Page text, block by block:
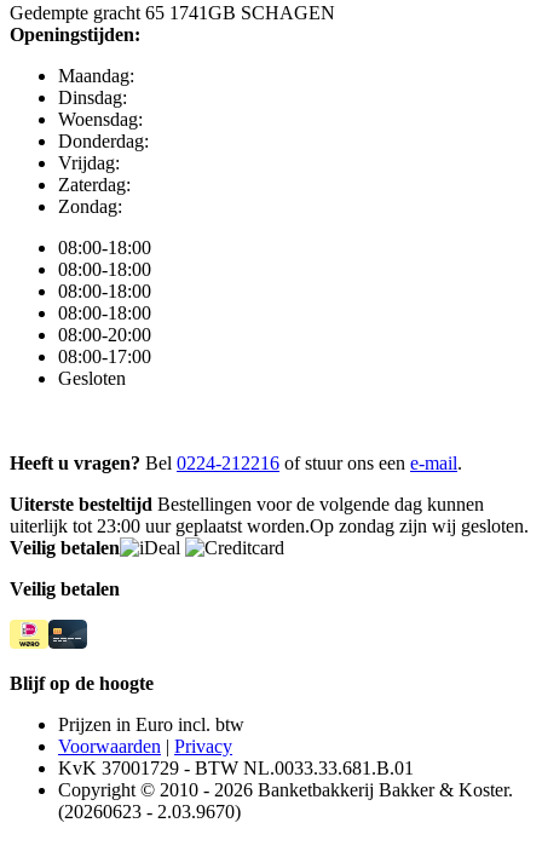
Gedempte gracht 65 1741GB SCHAGEN
Openingstijden:
Maandag:
Dinsdag:
Woensdag:
Donderdag:
Vrijdag:
Zaterdag:
Zondag:
08:00-18:00
08:00-18:00
08:00-18:00
08:00-18:00
08:00-20:00
08:00-17:00
Gesloten
Heeft u vragen? Bel 0224-212216 of stuur ons een e-mail.
Uiterste besteltijd Bestellingen voor de volgende dag kunnen
uiterlijk tot 23:00 uur geplaatst worden.Op zondag zijn wij gesloten.
Veilig betalen
Veilig betalen
Blijf op de hoogte
Prijzen in Euro incl. btw
Voorwaarden | Privacy
KvK 37001729 - BTW NL.0033.33.681.B.01
Copyright © 2010 - 2026 Banketbakkerij Bakker & Koster.
(20260623 - 2.03.9670)